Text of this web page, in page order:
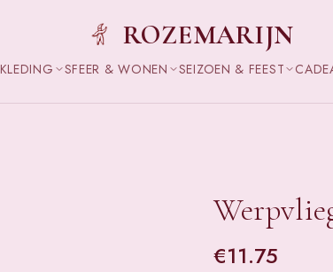
ROZEMARIJN
KLEDING SFEER & WONEN SEIZOEN & FEEST
€11.75